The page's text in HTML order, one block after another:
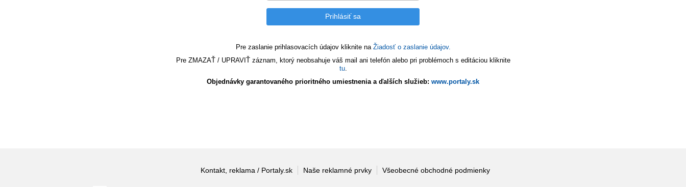
Pre zaslanie prihlasovacích údajov kliknite na Žiadosť o zaslanie údajov.
Pre ZMAZAŤ / UPRAVIŤ záznam, ktorý neobsahuje váš mail ani telefón alebo pri problémoch s editáciou kliknite
tu.
Objednávky garantovaného prioritného umiestnenia a ďalších služieb: www.portaly.sk
Kontakt, reklama / Portaly.sk Naše reklamné prvky Všeobecné obchodné podmienky